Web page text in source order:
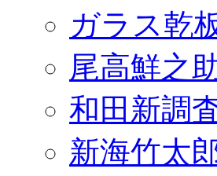
ガラス乾
尾高鮮之
和田新調
新海竹太